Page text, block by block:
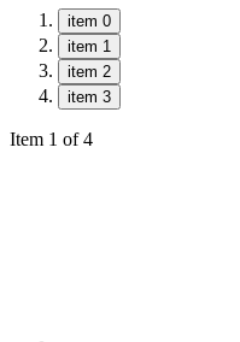
item 0
item 1
item 2
item 3
Item 1 of 4